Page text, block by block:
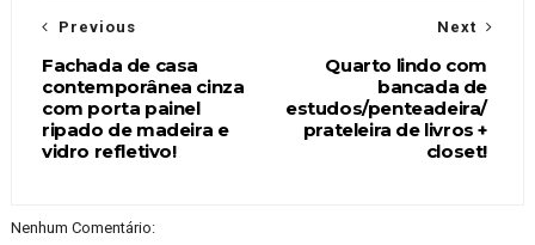
Next
Quarto lindo com
bancada de
estudos/penteadeira/
prateleira de livros +
closet!
Previous
Fachada de casa
contemporânea cinza
com porta painel
ripado de madeira e
vidro refletivo!
Nenhum Comentário: